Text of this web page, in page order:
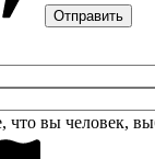
что вы человек,